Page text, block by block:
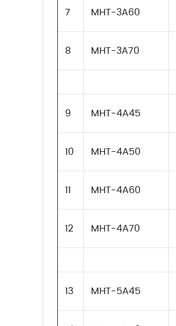
7 MHT-3A60
8 MHT-3A70
9 MHT-4A45
10 MHT-4A50
11 MHT-4A60
12 MHT-4A70
13 MHT-5A45